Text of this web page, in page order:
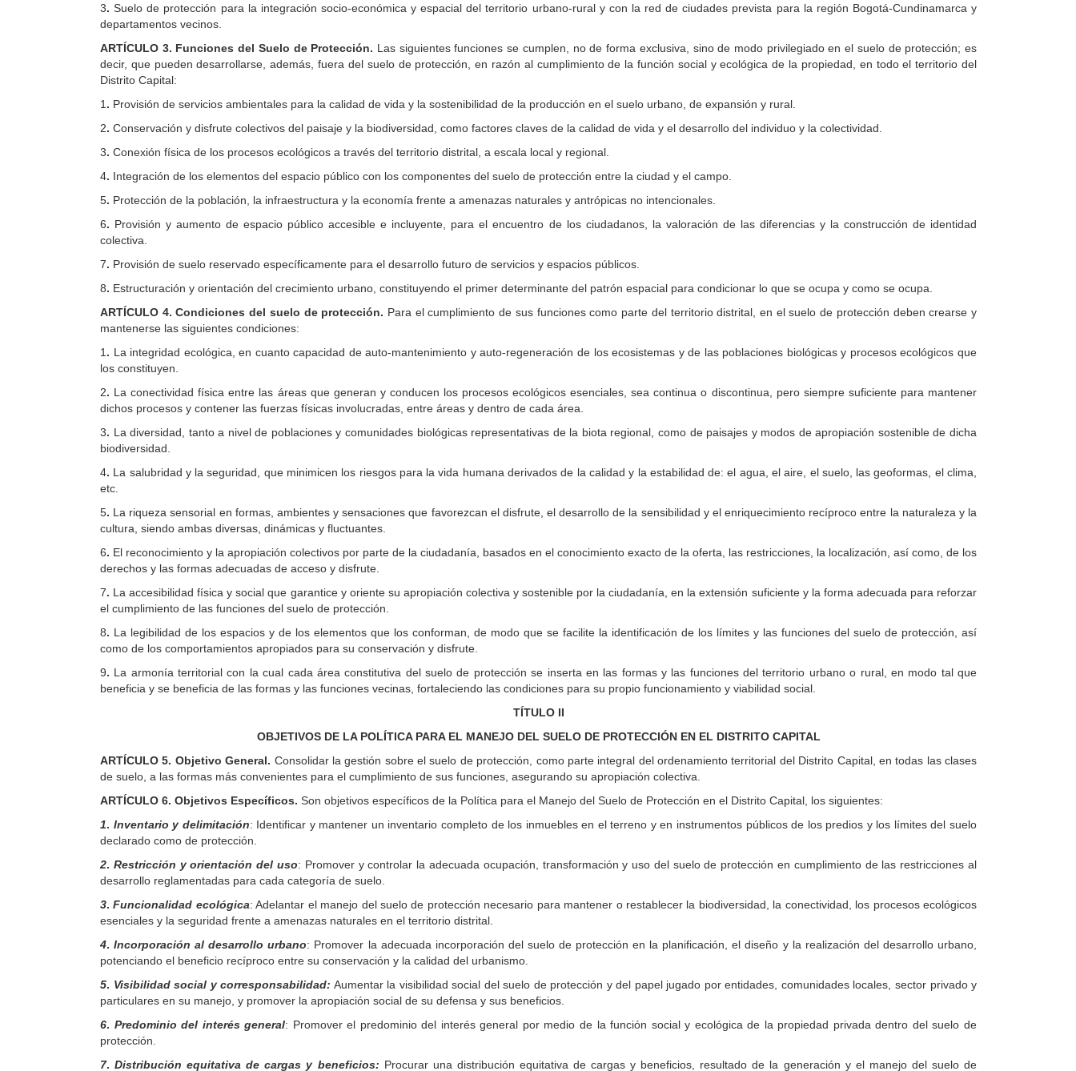
3.Suelo de protección para la integración socio-económica y espacial del territorio urbano-rural y con la red de ciudades prevista para la región Bogotá-Cundinamarca y
departamentos vecinos.
ARTÍCULO 3. Funciones del Suelo de Protección. Las siguientes funciones se cumplen, no de forma exclusiva, sino de modo privilegiado en el suelo de protección; es
decir, que pueden desarrollarse, además, fuera del suelo de protección, en razón al cumplimiento de la función social y ecológica de la propiedad, en todo el territorio del
Distrito Capital:
1 . Provisión de servicios ambientales para la calidad de vida y la sostenibilidad de la producción en el suelo urbano, de expansión y rural.
2. Conservación y disfrute colectivos del paisaje y la biodiversidad, como factores claves de la calidad de vida y el desarrollo del individuo y la colectividad.
3. Conexión física de los procesos ecológicos a través del territorio distrital, a escala local y regional.
4. Integración de los elementos del espacio público con los componentes del suelo de protección entre la ciudad y el campo.
5. Protección de la población, la infraestructura y la economía frente a amenazas naturales y antrópicas no intencionales.
6. Provisión y aumento de espacio público accesible e incluyente, para el encuentro de los ciudadanos, la valoración de las diferencias y la construcción de identidad
colectiva.
7. Provisión de suelo reservado específicamente para el desarrollo futuro de servicios y espacios públicos.
8. Estructuración y orientación del crecimiento urbano, constituyendo el primer determinante del patrón espacial para condicionar lo que se ocupa y como se ocupa.
ARTÍCULO 4. Condiciones del suelo de protección. Para el cumplimiento de sus funciones como parte del territorio distrital, en el suelo de protección deben crearse y
mantenerse las siguientes condiciones:
1 . La integridad ecológica, en cuanto capacidad de auto-mantenimiento y auto-regeneración de los ecosistemas y de las poblaciones biológicas y procesos ecológicos que
los constituyen.
2. La conectividad física entre las áreas que generan y conducen los procesos ecológicos esenciales, sea continua o discontinua, pero siempre suficiente para mantener
dichos procesos y contener las fuerzas físicas involucradas, entre áreas y dentro de cada área.
3. La diversidad, tanto a nivel de poblaciones y comunidades biológicas representativas de la biota regional, como de paisajes y modos de apropiación sostenible de dicha
biodiversidad.
4. La salubridad y la seguridad, que minimicen los riesgos para la vida humana derivados de la calidad y la estabilidad de: el agua, el aire, el suelo, las geoformas, el clima,
etc.
5. La riqueza sensorial en formas, ambientes y sensaciones que favorezcan el disfrute, el desarrollo de la sensibilidad y el enriquecimiento recíproco entre la naturaleza y la
cultura, siendo ambas diversas, dinámicas y fluctuantes.
6. El reconocimiento y la apropiación colectivos por parte de la ciudadanía, basados en el conocimiento exacto de la oferta, las restricciones, la localización, así como, de los
derechos y las formas adecuadas de acceso y disfrute.
7. La accesibilidad física y social que garantice y oriente su apropiación colectiva y sostenible por la ciudadanía, en la extensión suficiente y la forma adecuada para reforzar
el cumplimiento de las funciones del suelo de protección.
8. La legibilidad de los espacios y de los elementos que los conforman, de modo que se facilite la identificación de los límites y las funciones del suelo de protección, así
como de los comportamientos apropiados para su conservación y disfrute.
9. La armonía territorial con la cual cada área constitutiva del suelo de protección se inserta en las formas y las funciones del territorio urbano o rural, en modo tal que
beneficia y se beneficia de las formas y las funciones vecinas, fortaleciendo las condiciones para su propio funcionamiento y viabilidad social.
TÍTULO II
OBJETIVOS DE LA POLÍTICA PARA EL MANEJO DEL SUELO DE PROTECCIÓN EN EL DISTRITO CAPITAL
ARTÍCULO 5. Objetivo General. Consolidar la gestión sobre el suelo de protección, como parte integral del ordenamiento territorial del Distrito Capital, en todas las clases
de suelo, a las formas más convenientes para el cumplimiento de sus funciones, asegurando su apropiación colectiva.
ARTÍCULO 6. Objetivos Específicos. Son objetivos específicos de la Política para el Manejo del Suelo de Protección en el Distrito Capital, los siguientes:
1. Inventario y delimitación: Identificar y mantener un inventario completo de los inmuebles en el terreno y en instrumentos públicos de los predios y los límites del suelo
declarado como de protección.
2. Restricción y orientación del uso: Promover y controlar la adecuada ocupación, transformación y uso del suelo de protección en cumplimiento de las restricciones al
desarrollo reglamentadas para cada categoría de suelo.
3.Funcionalidad ecológica: Adelantar el manejo del suelo de protección necesario para mantener o restablecer la biodiversidad, la conectividad, los procesos ecológicos
esenciales y la seguridad frente a amenazas naturales en el territorio distrital.
4.Incorporación al desarrollo urbano: Promover la adecuada incorporación del suelo de protección en la planificación, el diseño y la realización del desarrollo urbano,
potenciando el beneficio recíproco entre su conservación y la calidad del urbanismo.
5. Visibilidad social y corresponsabilidad: Aumentar la visibilidad social del suelo de protección y del papel jugado por entidades, comunidades locales, sector privado y
particulares en su manejo, y promover la apropiación social de su defensa y sus beneficios.
6. Predominio del interés general: Promover el predominio del interés general por medio de la función social y ecológica de la propiedad privada dentro del suelo de
protección.
7.Distribución equitativa de cargas y beneficios: Procurar una distribución equitativa de cargas y beneficios, resultado de la generación y el manejo del suelo de